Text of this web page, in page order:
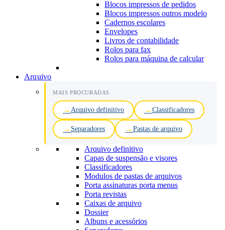
Blocos impressos de pedidos
Blocos impressos outros modelo
Cadernos escolares
Envelopes
Livros de contabilidade
Rolos para fax
Rolos para máquina de calcular
Arquivo
MAIS PROCURADAS
Arquivo definitivo Classificadores
Separadores Pastas de arquivo
Arquivo definitivo
Capas de suspensão e visores
Classificadores
Modulos de pastas de arquivos
Porta assinaturas porta menus
Porta revistas
Caixas de arquivo
Dossier
Albuns e acessórios